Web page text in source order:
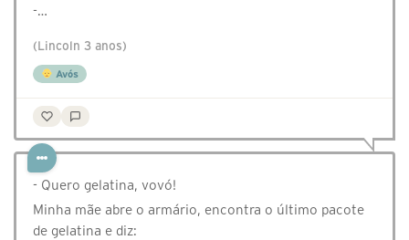
-…
(Lincoln 3 anos)
Avós
- Quero gelatina, vovó!
Minha mãe abre o armário, encontra o último pacote
de gelatina e diz: